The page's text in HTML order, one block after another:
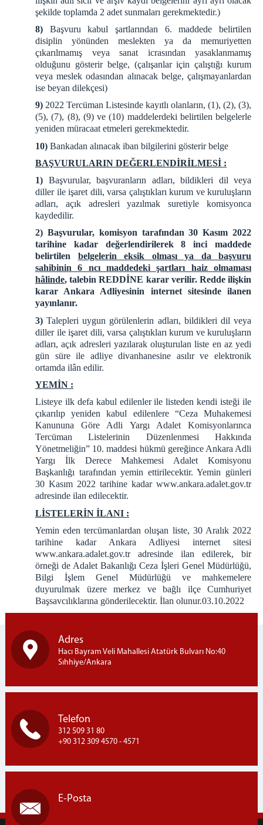
şekilde toplamda 2 adet sunmaları gerekmektedir.)
8) Başvuru kabul şartlarından 6. maddede belirtilen
disiplin yönünden meslekten ya da memuriyetten
çıkarılmamış veya sanat icrasından yasaklanmamış
olduğunu gösterir belge, (çalışanlar için çalıştığı kurum
veya meslek odasından alınacak belge, çalışmayanlardan
ise beyan dilekçesi)
9) 2022 Tercüman Listesinde kayıtlı olanların, (1), (2), (3),
(5), (7), (8), (9) ve (10) maddelerdeki belirtilen belgelerle
yeniden müracaat etmeleri gerekmektedir.
10) Bankadan alınacak iban bilgilerini gösterir belge
BAŞVURULARIN DEĞERLENDİRİLMESİ :
1) Başvurular, başvuranların adları, bildikleri dil veya
diller ile işaret dili, varsa çalıştıkları kurum ve kuruluşların
adları, açık adresleri yazılmak suretiyle komisyonca
kaydedilir.
2) Başvurular, komisyon tarafından 30 Kasım 2022
tarihine kadar değerlendirilerek 8 inci maddede
belirtilen belgelerin eksik olması ya da başvuru
sahibinin 6 ncı maddedeki şartları haiz olmaması
hâlinde, talebin REDDİNE karar verilir. Redde ilişkin
karar Ankara Adliyesinin internet sitesinde ilanen
yayınlanır.
3) Talepleri uygun görülenlerin adları, bildikleri dil veya
diller ile işaret dili, varsa çalıştıkları kurum ve kuruluşların
adları, açık adresleri yazılarak oluşturulan liste en az yedi
gün süre ile adliye divanhanesine asılır ve elektronik
ortamda ilân edilir.
YEMİN :
Listeye ilk defa kabul edilenler ile listeden kendi isteği ile
çıkarılıp yeniden kabul edilenlere “Ceza Muhakemesi
Kanununa Göre Adli Yargı Adalet Komisyonlarınca
Tercüman Listelerinin Düzenlenmesi Hakkında
Yönetmeliğin” 10. maddesi hükmü gereğince Ankara Adli
Yargı İlk Derece Mahkemesi Adalet Komisyonu
Başkanlığı tarafından yemin ettirilecektir. Yemin günleri
30 Kasım 2022 tarihine kadar www.ankara.adalet.gov.tr
adresinde ilan edilecektir.
LİSTELERİN İLANI :
Yemin eden tercümanlardan oluşan liste, 30 Aralık 2022
tarihine kadar Ankara Adliyesi internet sitesi
www.ankara.adalet.gov.tr adresinde ilan edilerek, bir
örneği de Adalet Bakanlığı Ceza İşleri Genel Müdürlüğü,
Bilgi İşlem Genel Müdürlüğü ve mahkemelere
duyurulmak üzere merkez ve bağlı ilçe Cumhuriyet
Başsavcılıklarına gönderilecektir. İlan olunur.03.10.2022
Adres
Hacı Bayram Veli Mahallesi Atatürk Bulvarı No:40
Sıhhiye/Ankara
Telefon
312 509 31 80
+90 312 309 4570 - 4571
E-Posta